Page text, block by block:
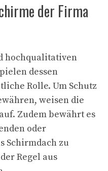
der Firma
hochqualitativen
dessen
Rolle. Um Schutz
weisen die
Zudem bewährt es
oder
Schirmdach zu
Regel aus